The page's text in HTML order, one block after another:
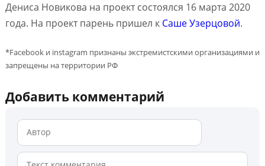
Дениса Новикова на проект состоялся 16 марта 2020
года. На проект парень пришел к Саше Узерцовой.
*Facebook и instagram признаны экстремистскими организациями и
запрещены на территории РФ
Добавить комментарий